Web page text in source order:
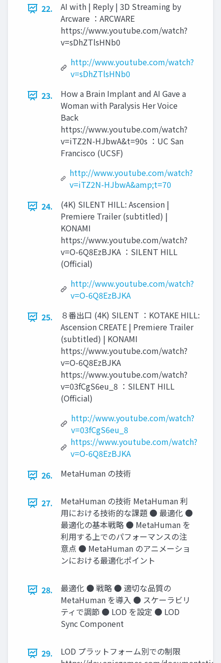
22.
AI with | Reply | 3D Streaming by
Arcware ：ARCWARE
https://www.youtube.com/watch?
v=sDhZTlsHNb0
http://www.youtube.com/watch?
v=sDhZTlsHNb0
23.
How a Brain Implant and AI Gave a
Woman with Paralysis Her Voice
Back
https://www.youtube.com/watch?
v=iTZ2N-HJbwA&t=90s ：UC San
Francisco (UCSF)
http://www.youtube.com/watch?
v=iTZ2N-HJbwA&amp;t=70
24.
(4K) SILENT HILL: Ascension |
Premiere Trailer (subtitled) |
KONAMI
https://www.youtube.com/watch?
v=O-6Q8EzBJKA ：SILENT HILL
(Oﬃcial)
http://www.youtube.com/watch?
v=O-6Q8EzBJKA
25.
８番出口 (4K) SILENT ：KOTAKE HILL:
Ascension CREATE | Premiere Trailer
(subtitled) | KONAMI
https://www.youtube.com/watch?
v=O-6Q8EzBJKA
https://www.youtube.com/watch?
v=03fCgS6eu_8 ：SILENT HILL
(Oﬃcial)
http://www.youtube.com/watch?
v=03fCgS6eu_8
https://www.youtube.com/watch?
v=O-6Q8EzBJKA
26.
MetaHuman の技術
27.
MetaHuman の技術 MetaHuman 利
用における技術的な課題 ● 最適化 ●
最適化の基本戦略 ● MetaHuman を
利用する上でのパフォーマンスの注
意点 ● MetaHuman のアニメーショ
ンにおける最適化ポイント
28.
最適化 ● 戦略 ● 適切な品質の
MetaHuman を導入 ● スケーラビリ
ティで調節 ● LOD を設定 ● LOD
Sync Component
29.
LOD プラットフォーム別での制限